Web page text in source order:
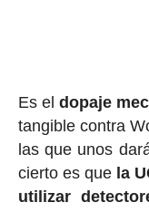
Es el dopaje
tangible contra
las que unos
cierto es que la
utilizar